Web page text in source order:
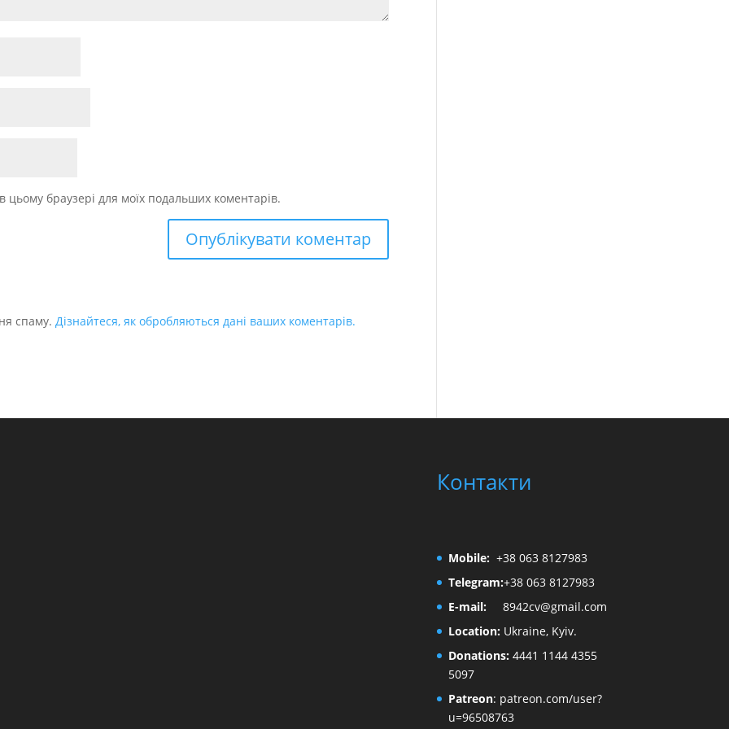
цьому браузері для моїх подальших коментарів.
спаму.Дізнайтеся, як обробляються дані ваших коментарів.
Контакти
Mobile:+38 063 8127983
Telegram:+38 063 8127983
E-mail:
8942cv@gmail.com
Location: Ukraine, Kyiv.
Donations: 4441 1144 4355
5097
Patreon: patreon.com/user?
u=96508763